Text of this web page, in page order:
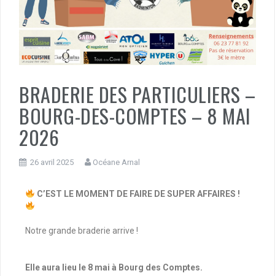
BRADERIE DES PARTICULIERS –
BOURG-DES-COMPTES – 8 MAI
2026
26 avril 2025 Océane Arnal
C’EST LE MOMENT DE FAIRE DE SUPER AFFAIRES !
Notre grande braderie arrive !
Elle aura lieu le 8 mai à Bourg des Comptes.